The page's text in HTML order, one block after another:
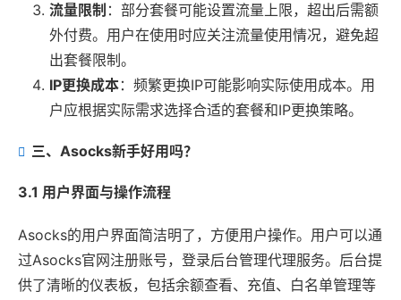
流量限制 ：部分套餐可能设置流量上限，超出后需额
外付费。用户在使用时应关注流量使用情况，避免超
出套餐限制。
IP更换成本：频繁更换IP可能影响实际使用成本。用
户应根据实际需求选择合适的套餐和IP更换策略。
三、Asocks新手好用吗？
3.1 用户界面与操作流程
Asocks的用户界面简洁明了，方便用户操作。用户可以通
过Asocks官网注册账号，登录后台管理代理服务。后台提
供了清晰的仪表板，包括余额查看、充值、白名单管理等